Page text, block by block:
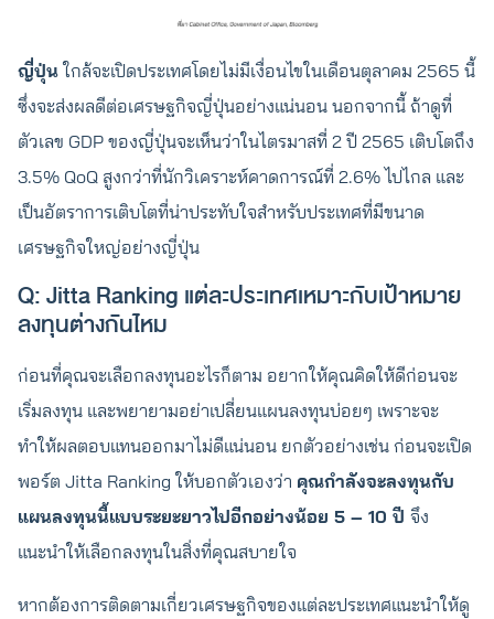
ญี่ปุ่น ใกล้จะเปิดประเทศโดยไม่มีเงื่อนไขในเดือนตุลาคม 2565 นี้
ซึ่งจะส่งผลดีต่อเศรษฐกิจญี่ปุ่นอย่างแน่นอน นอกจากนี้ ถ้าดูที่
ตัวเลข GDP ของญี่ปุ่นจะเห็นว่าในไตรมาสที่ 2 ปี 2565 เติบโตถึง
3.5% QoQ สูงกว่าที่นักวิเคราะห์คาดการณ์ที่ 2.6% ไปไกล และ
เป็นอัตราการเติบโตที่น่าประทับใจสำหรับประเทศที่มีขนาด
เศรษฐกิจใหญ่อย่างญี่ปุ่น
Q: Jitta Ranking แต่ละประเทศเหมาะกับเป้าหมาย
ลงทุนต่างกันไหม
ก่อนที่คุณจะเลือกลงทุนอะไรก็ตาม อยากให้คุณคิดให้ดีก่อนจะ
เริ่มลงทุน และพยายามอย่าเปลี่ยนแผนลงทุนบ่อยๆ เพราะจะ
ทำให้ผลตอบแทนออกมาไม่ดีแน่นอน ยกตัวอย่างเช่น ก่อนจะเปิด
พอร์ต Jitta Ranking ให้บอกตัวเองว่า คุณกำลังจะลงทุนกับ
แผนลงทุนนี้แบบระยะยาวไปอีกอย่างน้อย 5 – 10 ปี จึง
แนะนำให้เลือกลงทุนในสิ่งที่คุณสบายใจ
หากต้องการติดตามเกี่ยวเศรษฐกิจของแต่ละประเทศแนะนำให้ดู